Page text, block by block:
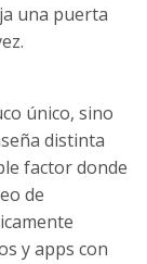
una puerta
único, sino
distinta
factor donde
de
y apps con